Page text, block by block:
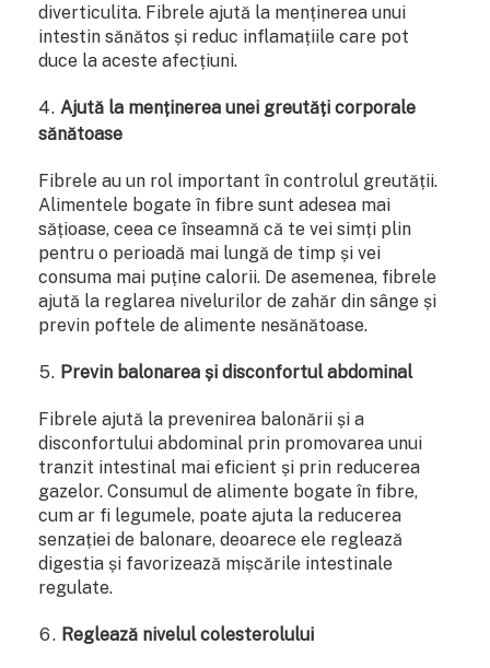
diverticulita. Fibrele ajută la menținerea unui
intestin sănătos și reduc inflamațiile care pot
duce la aceste afecțiuni.
Ajută la menținerea unei greutăți corporale
sănătoase
Fibrele au un rol important în controlul greutății.
Alimentele bogate în fibre sunt adesea mai
sățioase, ceea ce înseamnă că te vei simți plin
pentru o perioadă mai lungă de timp și vei
consuma mai puține calorii. De asemenea, fibrele
ajută la reglarea nivelurilor de zahăr din sânge și
previn poftele de alimente nesănătoase.
Previn balonarea și disconfortul abdominal
Fibrele ajută la prevenirea balonării și a
disconfortului abdominal prin promovarea unui
tranzit intestinal mai eficient și prin reducerea
gazelor. Consumul de alimente bogate în fibre,
cum ar fi legumele, poate ajuta la reducerea
senzației de balonare, deoarece ele reglează
digestia și favorizează mișcările intestinale
regulate.
Reglează nivelul colesterolului